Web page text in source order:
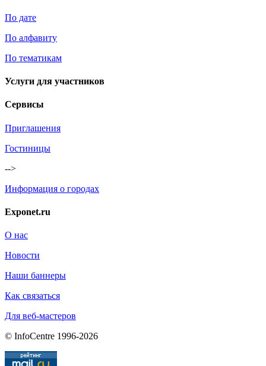
По дате
По алфавиту
По тематикам
Услуги для участников
Сервисы
Приглашения
Гостиницы
-->
Информация о городах
Exponet.ru
О нас
Новости
Наши баннеры
Как связаться
Для веб-мастеров
© InfoCentre 1996-2026